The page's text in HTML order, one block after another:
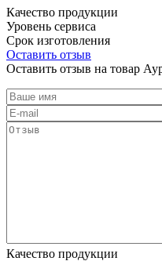
Качество продукции
Уровень сервиса
Срок изготовления
Оставить отзыв
Оставить отзыв на товар
Качество продукции